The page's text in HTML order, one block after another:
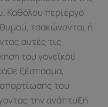
Καθόλου περίεργο
τσακώνονται ή
αυτές τις
του γονεϊκού
ξέσπασμα,
του
την ανάπτυξή